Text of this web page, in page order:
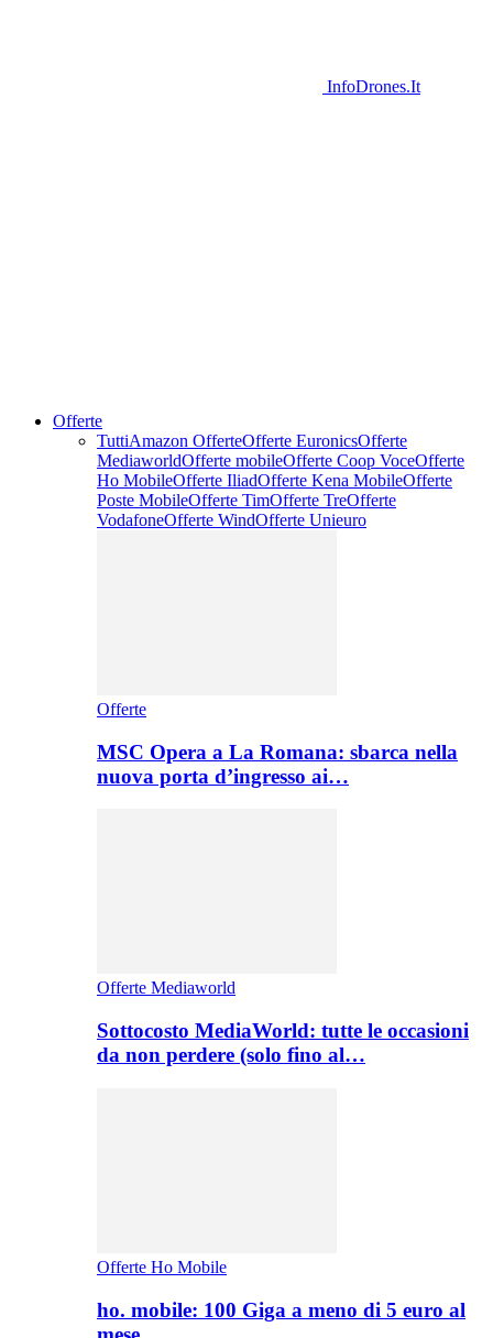
InfoDrones.It
Offerte
TuttiAmazon OfferteOfferte EuronicsOfferte
MediaworldOfferte mobileOfferte Coop VoceOfferte
Ho MobileOfferte IliadOfferte Kena MobileOfferte
Poste MobileOfferte TimOfferte TreOfferte
VodafoneOfferte WindOfferte Unieuro
Offerte
MSC Opera a La Romana: sbarca nella
nuova porta d’ingresso ai…
Offerte Mediaworld
Sottocosto MediaWorld: tutte le occasioni
da non perdere (solo fino al…
Offerte Ho Mobile
ho. mobile: 100 Giga a meno di 5 euro al